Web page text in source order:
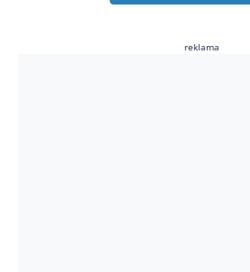
reklama